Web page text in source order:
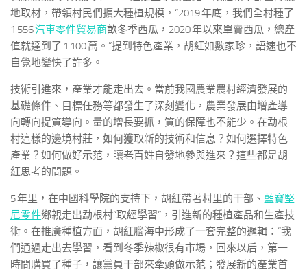
地取材，帶領村民們擴大種植規模，“2019 年底，我們全村種了
1 556汽車零件貿易商畝冬季西瓜，2020 年以來單賣西瓜，總產
值就達到了 1 100 萬。”提到特色產業，胡紅如數家珍，語速也不
自覺地變快了許多。
技術引進來，產業才能走出去。當前我國農業農村經濟發展的
基礎條件、目標任務等都發生了深刻變化，農業發展由增產導
向轉向提質導向。量的增長要抓，質的保障也不能少。在勐根
村這樣的邊境村莊，如何獲取新的技術和信息？如何選擇特色
產業？如何做好示范，讓老百姓自發地參與進來？這些都是胡
紅思考的問題。
5 年里，在中國科學院的支持下，胡紅帶著村里的干部、 藍寶堅
尼零件鄉親走出勐根村“取經學習”，引進新的種植產品和生產技
術。在推廣種植方面，胡紅腦海中形成了一套完整的邏輯：“我
們通過走出去學習，看到冬季辣椒很有市場，回來以后，第一
時間購買了種子，讓黨員干部來牽頭做示范；發展新的產業首